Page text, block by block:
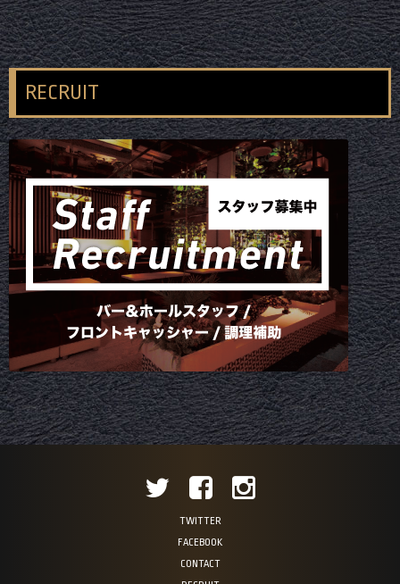
RECRUIT
TWITTER
FACEBOOK
CONTACT